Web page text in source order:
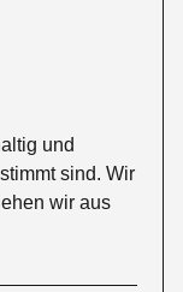
und
sind. Wir
wir aus